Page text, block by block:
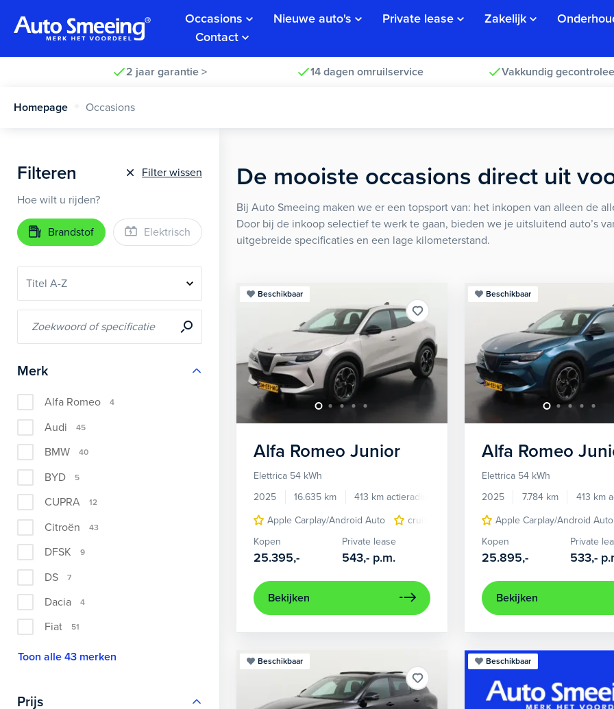
Occasions Nieuwe auto's Private lease Zakelijk
Contact
2 jaar garantie > 14 dagen omruilservice Vakkundig
Homepage Occasions
Filteren
Filter wissen
Hoe wilt u rijden?
Brandstof Elektrisch
Merk
Alfa Romeo 4
Audi 45
BMW 40
BYD 5
CUPRA 12
Citroën 43
DFSK 9
DS 7
Dacia 4
Fiat 51
Toon alle 43 merken
Prijs
De mooiste occasions direct uit
Bij Auto Smeeing maken we er een topsport van: het inkopen van alleen de
Door bij de inkoop selectief te werk te gaan, bieden we je uitsluitend auto’s
uitgebreide specificaties en een lage kilometerstand.
Beschikbaar
Alfa Romeo Junior
Elettrica 54 kWh
2025
16.635 km 413 km actieradius
Elektrisch
Apple Carplay/Android Auto
cruise control adaptief LED koplampen
Kopen
25.395,-
Private lease
543,- p.m.
Bekijken
Beschikbaar
Alfa Romeo
Elettrica 54 kWh
2025
7.784 km 413 km
Apple Carplay/Android Auto
Kopen
25.895,-
Private
533,-
Bekijken
Beschikbaar Beschikbaar